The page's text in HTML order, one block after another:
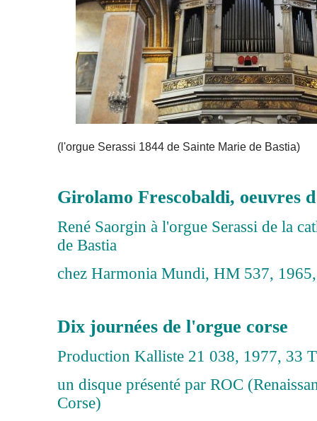
(l'orgue Serassi 1844 de Sainte Marie de Bastia)
Girolamo Frescobaldi, oeuvres
René Saorgin à l'orgue Serassi de la
de Bastia
chez Harmonia Mundi, HM 537,
Dix journées de l'orgue corse
Production Kalliste 21 038, 1977, 33 T
un disque présenté par ROC
Corse)